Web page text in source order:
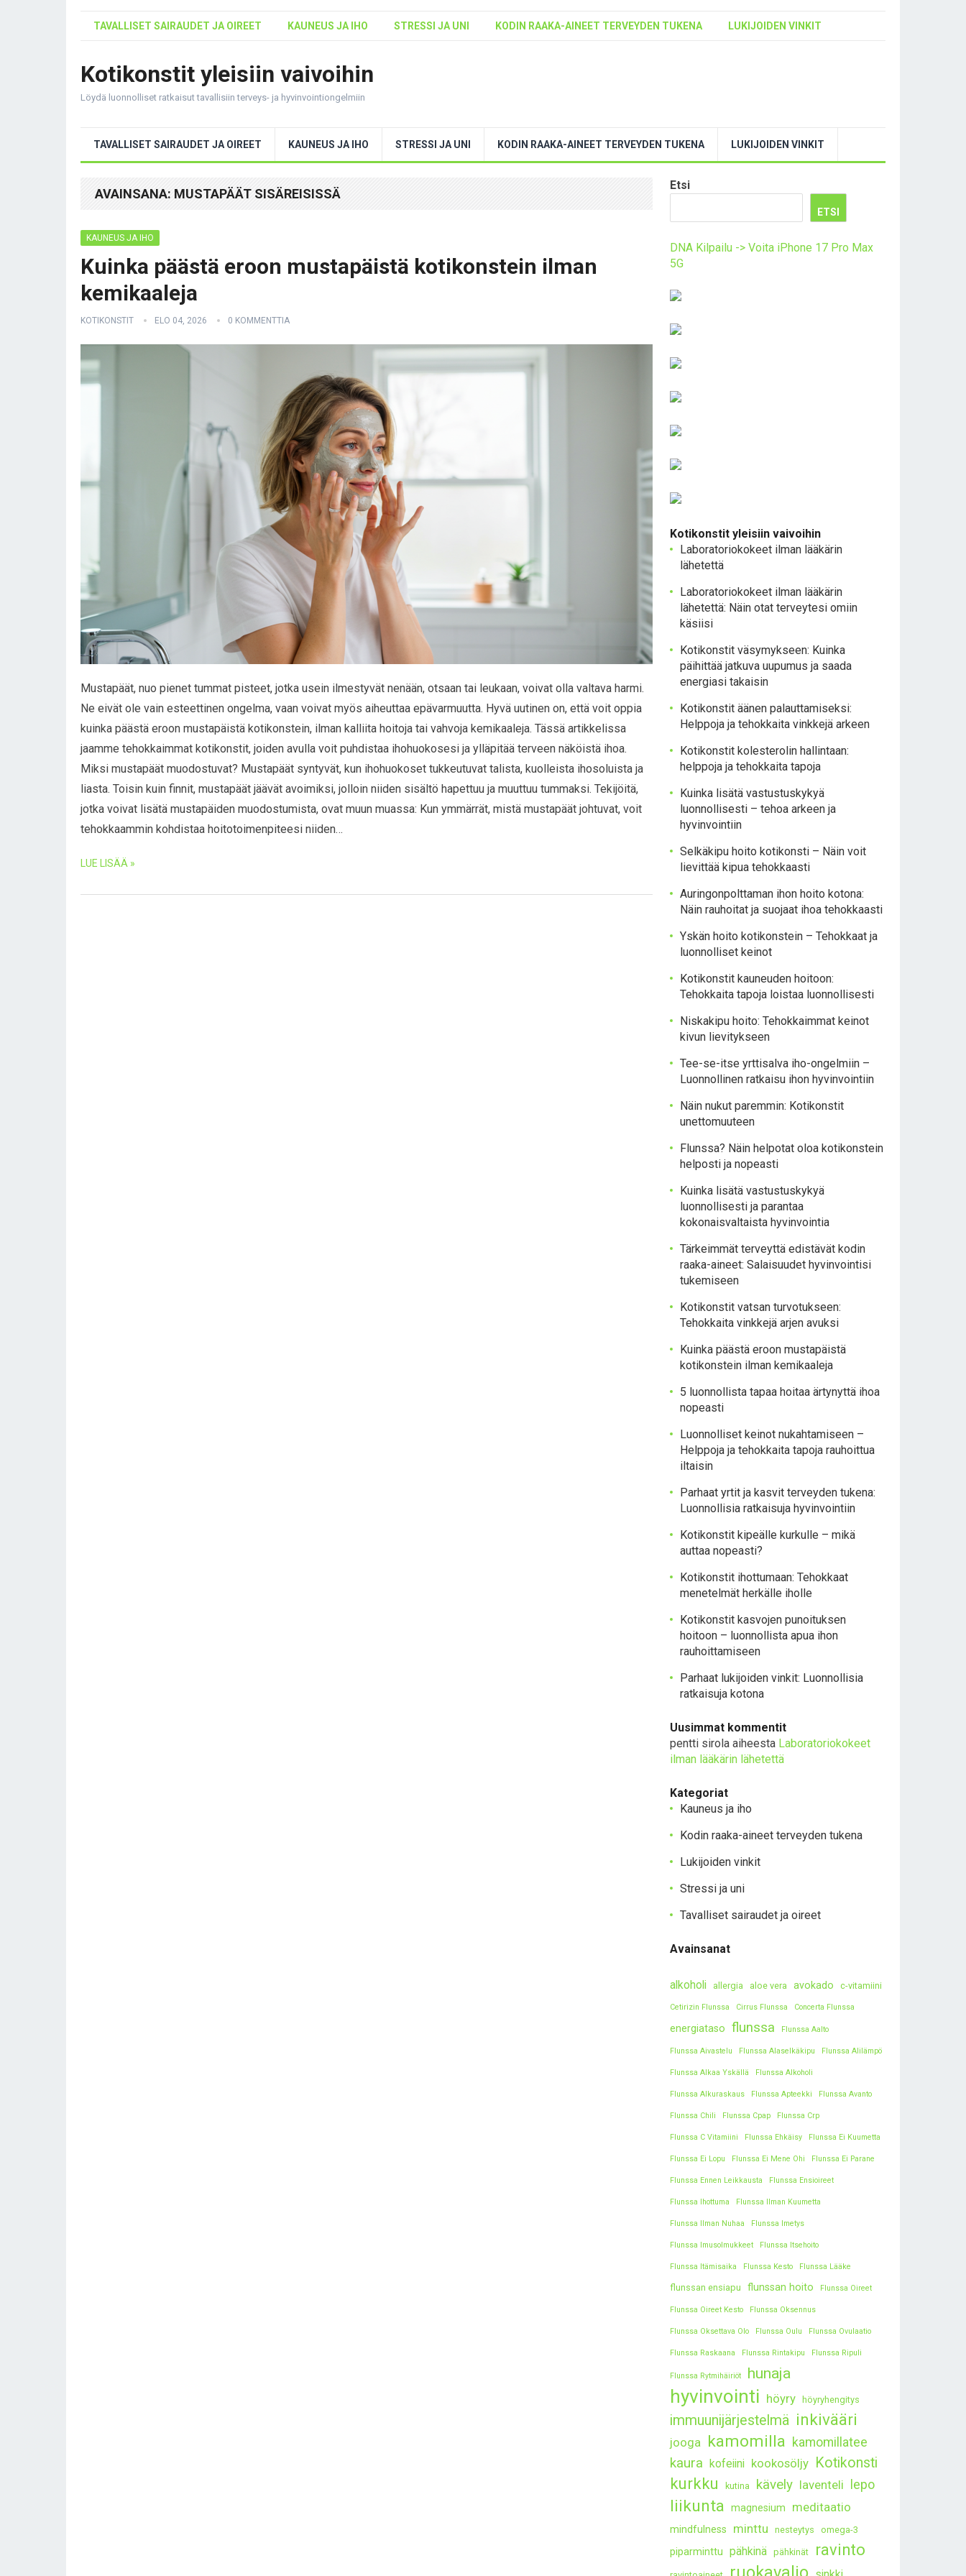
TAVALLISET SAIRAUDET JA OIREET KAUNEUS JA IHO STRESSI JA UNI KODIN RAAKA-AINEET TERVEYDEN TUKENA LUKIJOIDEN VINKIT
Kotikonstit yleisiin vaivoihin
Löydä luonnolliset ratkaisut tavallisiin terveys- ja hyvinvointiongelmiin
TAVALLISET SAIRAUDET JA OIREET KAUNEUS JA IHO STRESSI JA UNI KODIN RAAKA-AINEET TERVEYDEN TUKENA LUKIJOIDEN VINKIT
AVAINSANA: MUSTAPÄÄT SISÄREISISSÄ
KAUNEUS JA IHO
Kuinka päästä eroon mustapäistä kotikonstein ilman
kemikaaleja
KOTIKONSTIT ELO 04, 2026 0 KOMMENTTIA
Mustapäät, nuo pienet tummat pisteet, jotka usein ilmestyvät nenään, otsaan tai leukaan, voivat olla valtava harmi.
Ne eivät ole vain esteettinen ongelma, vaan voivat myös aiheuttaa epävarmuutta. Hyvä uutinen on, että voit oppia
kuinka päästä eroon mustapäistä kotikonstein, ilman kalliita hoitoja tai vahvoja kemikaaleja. Tässä artikkelissa
jaamme tehokkaimmat kotikonstit, joiden avulla voit puhdistaa ihohuokosesi ja ylläpitää terveen näköistä ihoa.
Miksi mustapäät muodostuvat? Mustapäät syntyvät, kun ihohuokoset tukkeutuvat talista, kuolleista ihosoluista ja
liasta. Toisin kuin finnit, mustapäät jäävät avoimiksi, jolloin niiden sisältö hapettuu ja muuttuu tummaksi. Tekijöitä,
jotka voivat lisätä mustapäiden muodostumista, ovat muun muassa: Kun ymmärrät, mistä mustapäät johtuvat, voit
tehokkaammin kohdistaa hoitotoimenpiteesi niiden…
LUE LISÄÄ »
Etsi
ETSI
DNA Kilpailu -> Voita iPhone 17 Pro Max
5G
Kotikonstit yleisiin vaivoihin
Laboratoriokokeet ilman lääkärin
lähetettä
Laboratoriokokeet ilman lääkärin
lähetettä: Näin otat terveytesi omiin
käsiisi
Kotikonstit väsymykseen: Kuinka
päihittää jatkuva uupumus ja saada
energiasi takaisin
Kotikonstit äänen palauttamiseksi:
Helppoja ja tehokkaita vinkkejä arkeen
Kotikonstit kolesterolin hallintaan:
helppoja ja tehokkaita tapoja
Kuinka lisätä vastustuskykyä
luonnollisesti – tehoa arkeen ja
hyvinvointiin
Selkäkipu hoito kotikonsti – Näin voit
lievittää kipua tehokkaasti
Auringonpolttaman ihon hoito kotona:
Näin rauhoitat ja suojaat ihoa tehokkaasti
Yskän hoito kotikonstein – Tehokkaat ja
luonnolliset keinot
Kotikonstit kauneuden hoitoon:
Tehokkaita tapoja loistaa luonnollisesti
Niskakipu hoito: Tehokkaimmat keinot
kivun lievitykseen
Tee-se-itse yrttisalva iho-ongelmiin –
Luonnollinen ratkaisu ihon hyvinvointiin
Näin nukut paremmin: Kotikonstit
unettomuuteen
Flunssa? Näin helpotat oloa kotikonstein
helposti ja nopeasti
Kuinka lisätä vastustuskykyä
luonnollisesti ja parantaa
kokonaisvaltaista hyvinvointia
Tärkeimmät terveyttä edistävät kodin
raaka-aineet: Salaisuudet hyvinvointisi
tukemiseen
Kotikonstit vatsan turvotukseen:
Tehokkaita vinkkejä arjen avuksi
Kuinka päästä eroon mustapäistä
kotikonstein ilman kemikaaleja
5 luonnollista tapaa hoitaa ärtynyttä ihoa
nopeasti
Luonnolliset keinot nukahtamiseen –
Helppoja ja tehokkaita tapoja rauhoittua
iltaisin
Parhaat yrtit ja kasvit terveyden tukena:
Luonnollisia ratkaisuja hyvinvointiin
Kotikonstit kipeälle kurkulle – mikä
auttaa nopeasti?
Kotikonstit ihottumaan: Tehokkaat
menetelmät herkälle iholle
Kotikonstit kasvojen punoituksen
hoitoon – luonnollista apua ihon
rauhoittamiseen
Parhaat lukijoiden vinkit: Luonnollisia
ratkaisuja kotona
Uusimmat kommentit
pentti sirola aiheesta Laboratoriokokeet
ilman lääkärin lähetettä
Kategoriat
Kauneus ja iho
Kodin raaka-aineet terveyden tukena
Lukijoiden vinkit
Stressi ja uni
Tavalliset sairaudet ja oireet
Avainsanat
alkoholi allergia aloe vera avokado c-vitamiini
Cetirizin Flunssa Cirrus Flunssa Concerta Flunssa
energiataso flunssa Flunssa Aalto
Flunssa Aivastelu Flunssa Alaselkäkipu Flunssa Alilämpö
Flunssa Alkaa Yskällä Flunssa Alkoholi
Flunssa Alkuraskaus Flunssa Apteekki Flunssa Avanto
Flunssa Chili Flunssa Cpap Flunssa Crp
Flunssa C Vitamiini Flunssa Ehkäisy Flunssa Ei Kuumetta
Flunssa Ei Lopu Flunssa Ei Mene Ohi Flunssa Ei Parane
Flunssa Ennen Leikkausta Flunssa Ensioireet
Flunssa Ihottuma Flunssa Ilman Kuumetta
Flunssa Ilman Nuhaa Flunssa Imetys
Flunssa Imusolmukkeet Flunssa Itsehoito
Flunssa Itämisaika Flunssa Kesto Flunssa Lääke
flunssan ensiapu flunssan hoito Flunssa Oireet
Flunssa Oireet Kesto Flunssa Oksennus
Flunssa Oksettava Olo Flunssa Oulu Flunssa Ovulaatio
Flunssa Raskaana Flunssa Rintakipu Flunssa Ripuli
Flunssa Rytmihäiriöt hunaja
hyvinvointi höyry höyryhengitys
immuunijärjestelmä inkivääri
jooga kamomilla kamomillatee
kaura kofeiini kookosöljy Kotikonsti
kurkku kutina kävely laventeli lepo
liikunta magnesium meditaatio
mindfulness minttu nesteytys omega-3
piparminttu pähkinä pähkinät ravinto